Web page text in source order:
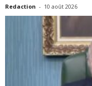
Redaction - 10 août 2026